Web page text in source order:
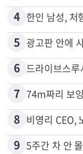
4
5 광고판 안에
6 드라이브스
7
8 비영리 CEO,
9 5주간 차 안